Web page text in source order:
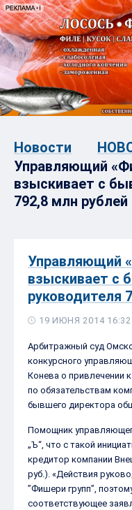
Новости
Управляющий
взыскивает с
792,8 млн рублей
Управляющий
взыскивает с
руководителя
19 ИЮНЯ 2014 16:32
Арбитражный суд
конкурсного
Конева о привлечении
по обязательствам
бывшего директора
Помощник
„Ъ“, что с такой
кредитор компании
руб.). «Действия
”Фишери групп”,
соответствующее